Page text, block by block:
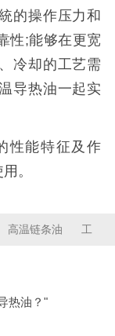
的操作压力和
性;能够在更宽
冷却的工艺需
导热油一起实
性能特征及作
。
高温链条油 工
热油？"